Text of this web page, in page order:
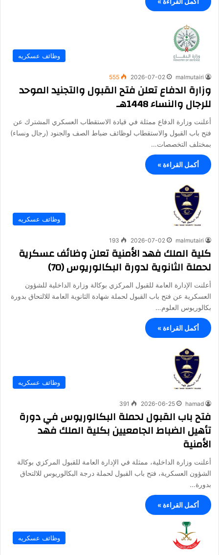
وظائف عسكريه
malmutairi
2026-07-02
555
وزارة الدفاع تعلن فتح القبول والتجنيد الموحد
للرجال والنساء 1448هـ
أعلنت وزارة الدفاع ممثلة في قيادة الاستقطاب العسكري المشترك عن
فتح باب القبول والاستقطاب لوظائف ضباط الصف والجنود (رجال ونساء)
بمختلف التخصصات…
أكمل القراءة »
وظائف عسكريه
malmutairi
2026-07-02
193
كلية الملك فهد الأمنية تعلن وظائف عسكرية
لحملة الثانوية لدورة البكالوريوس (70)
أعلنت الإدارة العامة للقبول المركزي بوكالة وزارة الداخلية للشؤون
العسكرية عن فتح باب القبول لحملة شهادة الثانوية العامة للالتحاق بدورة
بكالوريوس العلوم…
أكمل القراءة »
وظائف عسكريه
hamad
2026-06-25
391
فتح باب القبول لحملة البكالوريوس في دورة
تأهيل الضباط الجامعيين بكلية الملك فهد
الأمنية
أعلنت وزارة الداخلية، ممثلة في الإدارة العامة للقبول المركزي بوكالة
الشؤون العسكرية، فتح باب القبول لحملة درجة البكالوريوس للالتحاق
بدورة…
أكمل القراءة »
وظائف عسكريه